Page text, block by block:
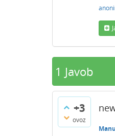
1 Javob
+3
ovoz